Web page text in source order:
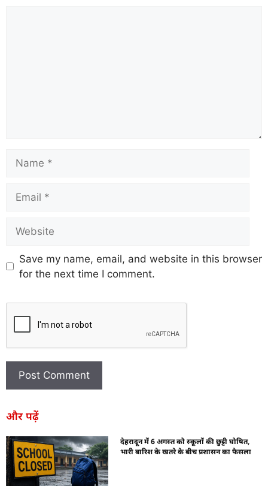
Save my name, email, and website in this browser
for the next time I comment.
और पढ़ें
देहरादून में 6 अगस्त को स्कूलों की छुट्टी घोषित,
भारी बारिश के खतरे के बीच प्रशासन का फैसला